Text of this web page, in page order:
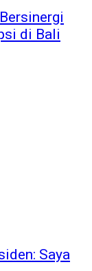
di Bali
Saya